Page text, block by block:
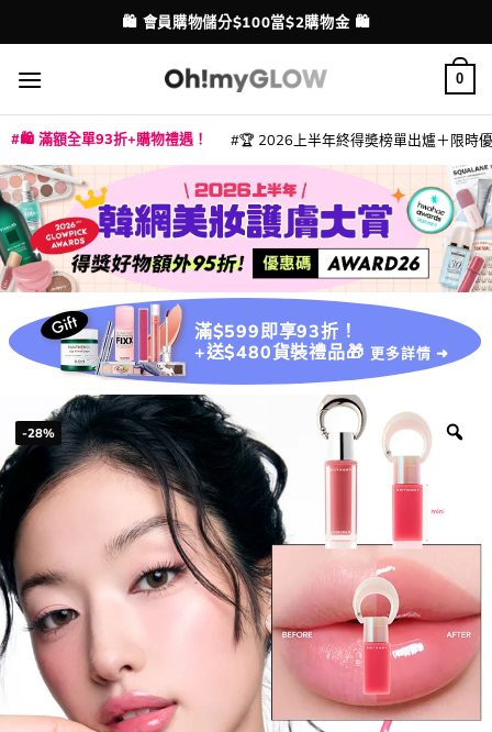
to
content
配送港澳
💳 支援消費券、FPS、八達通、PAYME、信用卡付款
0
🛍️ 滿額全單93折+購物禮遇！ 🏆 2026上半年終得奬榜單出爐＋限時
滿$599即享93折！
+送$480貨裝禮品🎁 更多詳情 ➜
-28%